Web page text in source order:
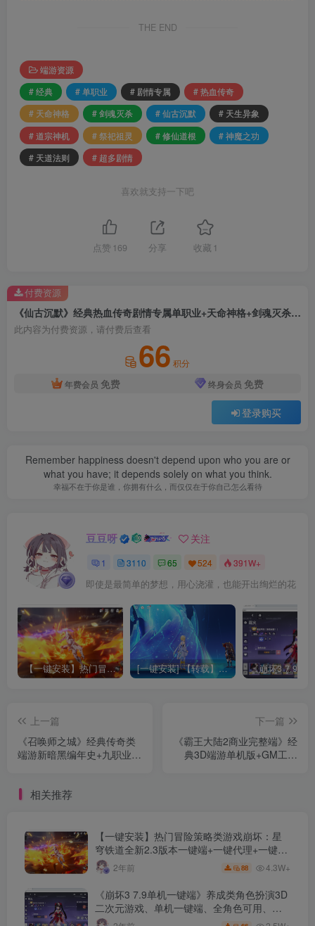
THE END
端游资源
# 经典
# 单职业 # 剧情专属
# 热血传奇
# 天命神格
# 剑魂灭杀 # 仙古沉默
# 天生异象
# 道宗神机
# 祭祀祖灵 # 修仙道根
# 神魔之功
# 天道法则
# 超多剧情
喜欢就支持一下吧
点赞 169 分享 收藏 1
《仙古沉默》经典热血传奇剧情专属单职业+天命神格+剑魂灭杀+天生异象+道宗神机+祭祀祖灵+修仙道根+神魔之功+天道法则+超多剧情
此内容为付费资源，请付费后查看
66 积分
年费会员 免费 终身会员 免费
登录购买
付费资源
Remember happiness doesn't depend upon who you are or
what you have; it depends solely on what you think.
幸福不在于你是谁，你拥有什么，而仅仅在于你自己怎么看待
豆豆呀 关注
1 3110 65 524 391W+
即使是最简单的梦想，用心浇灌，也能开出绚烂的花
【一键安装】热门冒险策略类游戏崩坏：星穹铁道全新2.3版本一键端+一键代理+一键启动+免虚拟机 [一键安装] 【转载】原神3.4真端服务端+源码+配套客户端+详尽说明+GM工具+源码说明文件
上一篇
《召唤师之城》经典传奇类
端游新暗黑编年史+九职业
下一篇
《霸王大陆2商业完整端》经
典3D端游单机版+GM工具
相关推荐
【一键安装】热门冒险策略类游戏崩坏：星
穹铁道全新2.3版本一键端+一键代理+一键启
动+免虚拟机
2年前 88 4.3W+
《崩坏3 7.9单机一键端》养成类角色扮演3D
二次元游戏、单机一键端、全角色可用、无
限资源、附带保姆级安装教程